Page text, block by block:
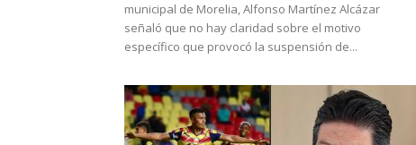
municipal de Morelia, Alfonso Martínez Alcázar
señaló que no hay claridad sobre el motivo
específico que provocó la suspensión de...